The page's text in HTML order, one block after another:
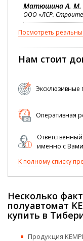
Матюшина А. М.
ООО «ЛСР.
Посмотреть
Нам стоит
Эксклюзивные
Оперативная
именно с
К полному списку
Несколько
полуавтомат
купить в
Продукция